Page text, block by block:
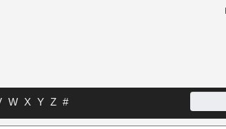
W X Y Z #